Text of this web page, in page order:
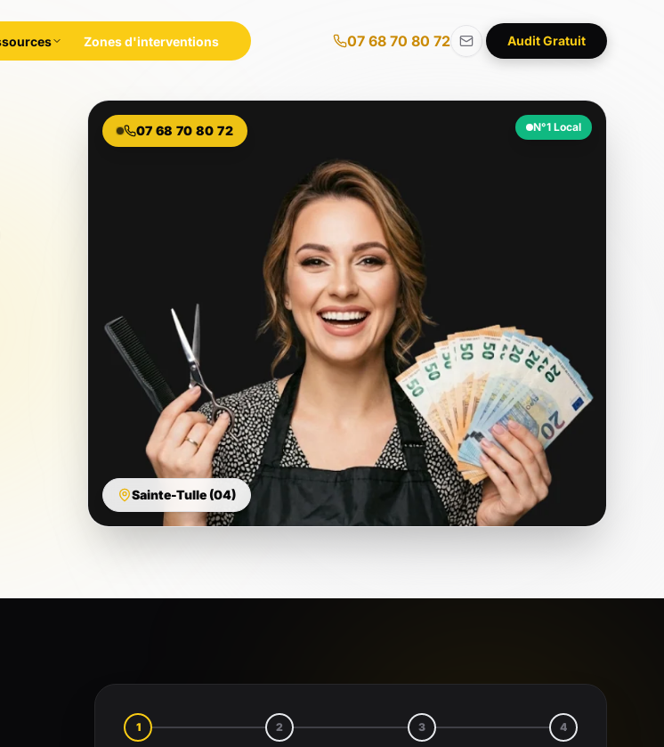
Zones d'interventions 07 68 70 80 72 Audit Gratuit
07 68 70 80 72
Sainte-Tulle (04)
N°1 Local
1 2 3 4